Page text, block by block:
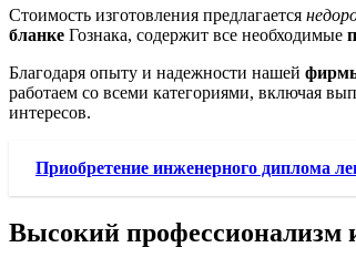
Стоимость изготовления предлагается
бланке Гознака, содержит все необходимые
Благодаря опыту и надежности нашей
работаем со всеми категориями, включая
интересов.
Приобретение инженерного диплома
Высокий